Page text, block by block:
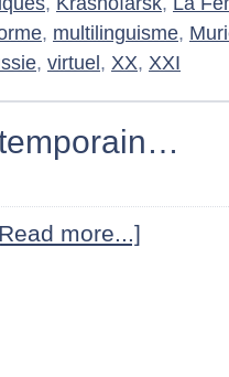
, multilinguisme,
, virtuel , XX, XXI
more...]